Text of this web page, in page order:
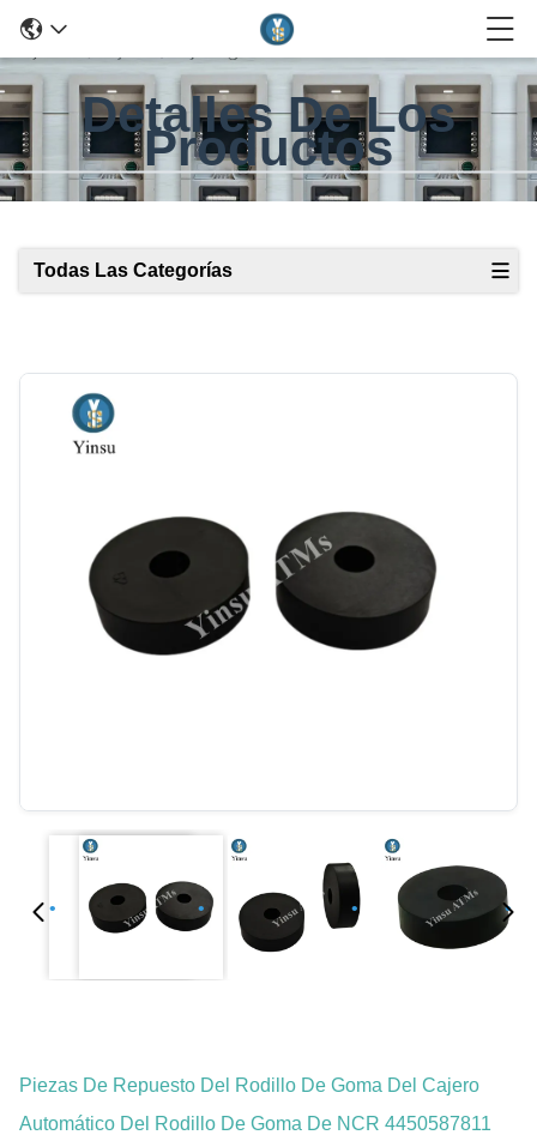
Detalles De Los
Productos
Todas Las Categorías
Piezas De Repuesto Del Rodillo De Goma Del Cajero
Automático Del Rodillo De Goma De NCR 4450587811